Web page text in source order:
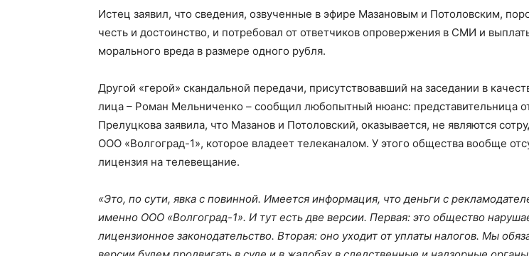
Истец заявил, что сведения, озвученные в эфире Мазановым и Потоловским,
честь и достоинство, и потребовал от ответчиков опровержения в СМИ и
морального вреда в размере одного рубля.
Другой «герой» скандальной передачи, присутствовавший на заседании в
лица – Роман Мельниченко – сообщил любопытный нюанс: представительница
Прелуцкова заявила, что Мазанов и Потоловский, оказывается, не являются
ООО «Волгоград-1», которое владеет телеканалом. У этого общества вообще
лицензия на телевещание.
«Это, по сути, явка с повинной. Имеется информация, что деньги с
именно ООО «Волгоград-1». И тут есть две версии. Первая: это общество
лицензионное законодательство. Вторая: оно уходит от уплаты налогов. Мы